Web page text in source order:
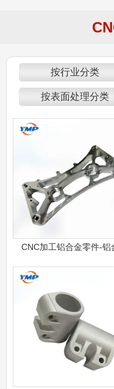
按行业分类
按表面处理分类
CNC加工铝合金零件-铝